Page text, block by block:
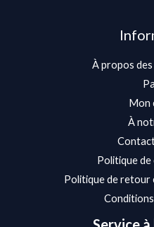
À propos
Mon
À
Politique
Politique de retour
Conditions